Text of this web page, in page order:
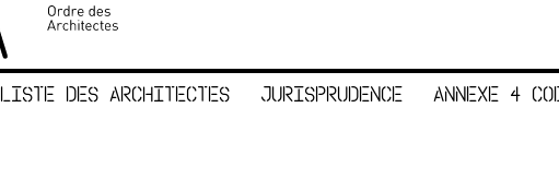
LISTE DES ARCHITECTES JURISPRUDENCE ANNEXE 4